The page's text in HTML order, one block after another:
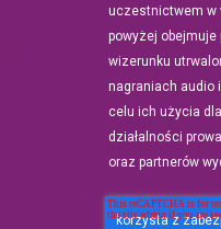
uczestnictwem w
powyżej
wizerunku
nagraniach audio
celu ich użycia
działalności
oraz partnerów